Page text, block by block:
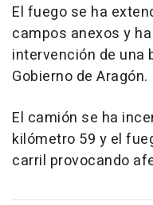
El fuego se ha
campos anexos y
intervención de una
Gobierno de Aragón.
El camión se ha
kilómetro 59 y el
carril provocando